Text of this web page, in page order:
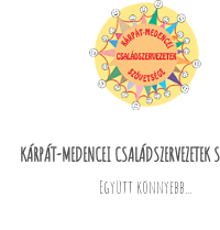
KÁRPÁT-MEDENCEI CSALÁDSZERVEZETEK
Együtt könnyebb...